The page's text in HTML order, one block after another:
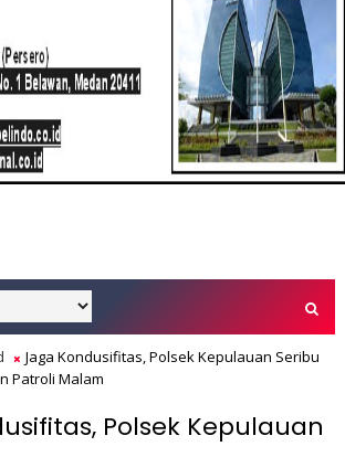
Jaga Kondusifitas, Polsek Kepulauan Seribu
Patroli Malam
Polsek Kepulauan